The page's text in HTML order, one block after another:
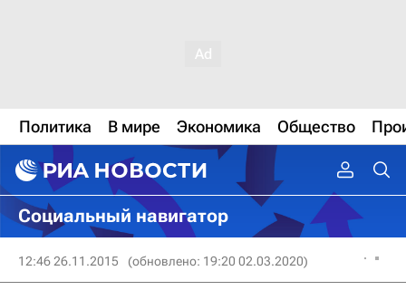
Политика В мире Экономика Общество
Социальный навигатор
12:46 26.11.2015 (обновлено: 19:20 02.03.2020)